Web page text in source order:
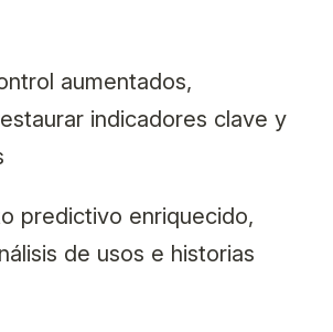
aumentados,
indicadores clave y
predictivo enriquecido,
de usos e historias